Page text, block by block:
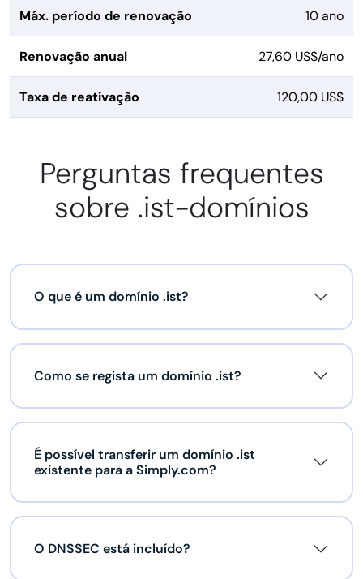
Máx. período de renovação 10 ano
Renovação anual 27,60 US$/ano
Taxa de reativação 120,00 US$
Perguntas frequentes
sobre .ist-domínios
O que é um domínio .ist?
Como se regista um domínio .ist?
É possível transferir um domínio .ist
existente para a Simply.com?
O DNSSEC está incluído?